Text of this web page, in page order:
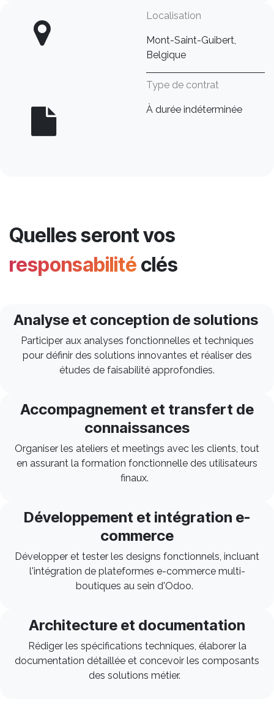
Localisation
Mont-Saint-Guibert,
Belgique
Type de contrat
À durée indéterminée
Quelles seront vos
responsabilité clés
Analyse et conception de solutions
Participer aux analyses fonctionnelles et techniques
pour définir des solutions innovantes et réaliser des
études de faisabilité approfondies.
Accompagnement et transfert de
connaissances
Organiser les ateliers et meetings avec les clients, tout
en assurant la formation fonctionnelle des utilisateurs
finaux.
Développement et intégration e-
commerce
Développer et tester les designs fonctionnels, incluant
l'intégration de plateformes e-commerce multi-
boutiques au sein d'Odoo.
Architecture et documentation
Rédiger les spécifications techniques, élaborer la
documentation détaillée et concevoir les composants
des solutions métier.